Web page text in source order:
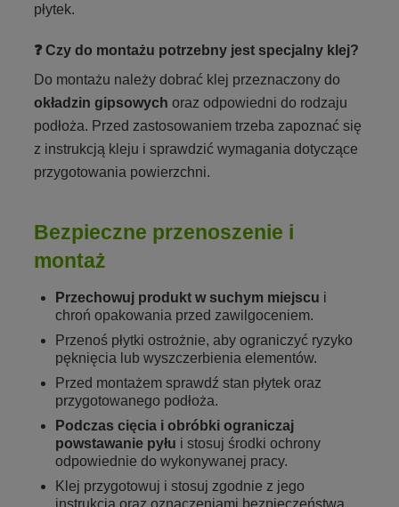
płytek.
❓ Czy do montażu potrzebny jest specjalny klej?
Do montażu należy dobrać klej przeznaczony do
okładzin gipsowych oraz odpowiedni do rodzaju
podłoża. Przed zastosowaniem trzeba zapoznać się
z instrukcją kleju i sprawdzić wymagania dotyczące
przygotowania powierzchni.
Bezpieczne przenoszenie i
montaż
Przechowuj produkt w suchym miejscu i
chroń opakowania przed zawilgoceniem.
Przenoś płytki ostrożnie, aby ograniczyć ryzyko
pęknięcia lub wyszczerbienia elementów.
Przed montażem sprawdź stan płytek oraz
przygotowanego podłoża.
Podczas cięcia i obróbki ograniczaj
powstawanie pyłu i stosuj środki ochrony
odpowiednie do wykonywanej pracy.
Klej przygotowuj i stosuj zgodnie z jego